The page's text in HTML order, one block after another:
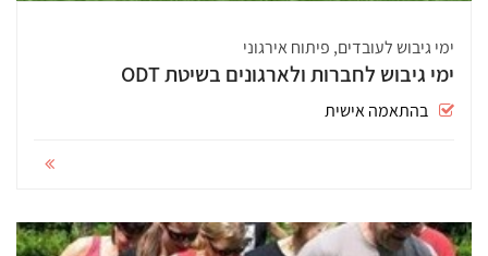
ימי גיבוש לעובדים, פיתוח אירגוני
ימי גיבוש לחברות ולארגונים בשיטת ODT
בהתאמה אישית